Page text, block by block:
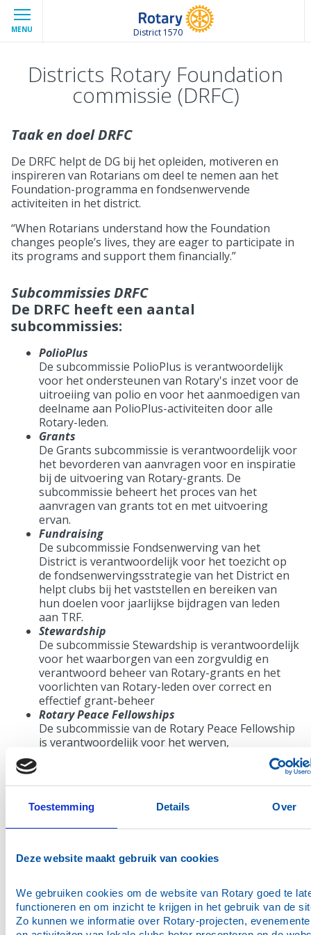
Toestemming Details Over
Deze website maakt gebruik van cookies
We gebruiken cookies om de website van Rotary goed te
functioneren en om inzicht te krijgen in het gebruik van de
Zo kunnen we informatie over Rotary-projecten,
MENU District 1570
Districts Rotary Foundation
commissie (DRFC)
Taak en doel DRFC
De DRFC helpt de DG bij het opleiden, motiveren en
inspireren van Rotarians om deel te nemen aan het
Foundation-programma en fondsenwervende
activiteiten in het district.
“When Rotarians understand how the Foundation
changes people’s lives, they are eager to participate in
its programs and support them financially.”
Subcommissies DRFC
De DRFC heeft een aantal
subcommissies:
PolioPlus
De subcommissie PolioPlus is verantwoordelijk
voor het ondersteunen van Rotary's inzet voor de
uitroeiing van polio en voor het aanmoedigen van
deelname aan PolioPlus-activiteiten door alle
Rotary-leden.
Grants
De Grants subcommissie is verantwoordelijk voor
het bevorderen van aanvragen voor en inspiratie
bij de uitvoering van Rotary-grants. De
subcommissie beheert het proces van het
aanvragen van grants tot en met uitvoering
ervan.
Fundraising
De subcommissie Fondsenwerving van het
District is verantwoordelijk voor het toezicht op
de fondsenwervingsstrategie van het District en
helpt clubs bij het vaststellen en bereiken van
hun doelen voor jaarlijkse bijdragen van leden
aan TRF.
Stewardship
De subcommissie Stewardship is verantwoordelijk
voor het waarborgen van een zorgvuldig en
verantwoord beheer van Rotary-grants en het
voorlichten van Rotary-leden over correct en
effectief grant-beheer
Rotary Peace Fellowships
De subcommissie van de Rotary Peace Fellowship
is verantwoordelijk voor het werven,
ondersteunen en aanbevelen van kandidaten
Paul Harris Society
en vrienden van de Rotary Foundation die elk jaar
US$1.000 of meer bijdragen aan het Annual Fund,
de Foundation en zo meehelpen aan duurzame
oplossingen voor dringende behoeften over de
Werkwijze DRFC